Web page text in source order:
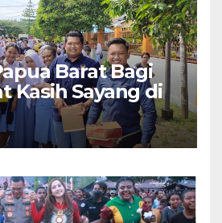
Barat Bagi
Kasih Sayang di
Day